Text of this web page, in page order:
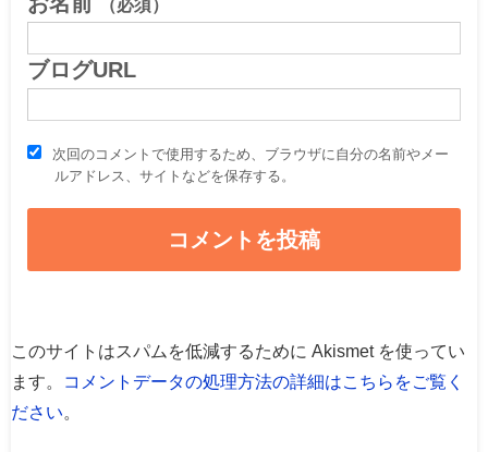
（必須）
ブログURL
次回のコメントで使用するため、ブラウザに自分の名前やメー
ルアドレス、サイトなどを保存する。
このサイトはスパムを低減するために Akismet を使ってい
ます。
コメントデータの処理方法の詳細はこちらをご覧く
ださい。